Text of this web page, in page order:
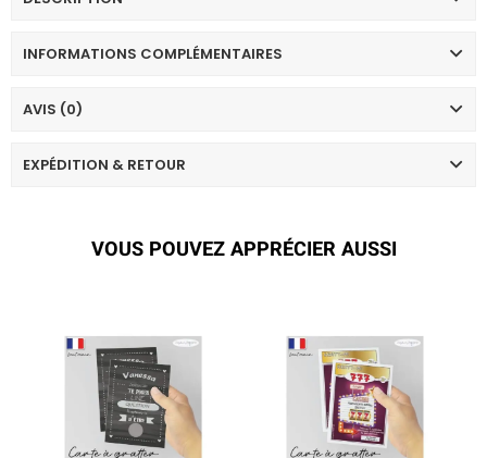
INFORMATIONS COMPLÉMENTAIRES
AVIS (0)
EXPÉDITION & RETOUR
VOUS POUVEZ APPRÉCIER AUSSI